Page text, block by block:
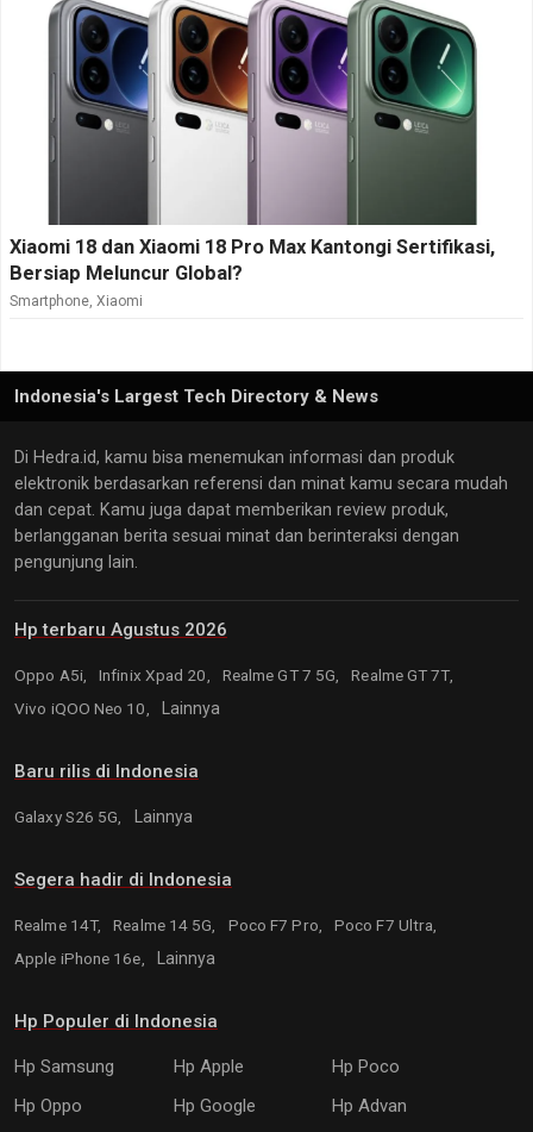
Xiaomi 18 dan Xiaomi 18 Pro Max Kantongi Sertifikasi,
Bersiap Meluncur Global?
Smartphone Xiaomi
Indonesia's Largest Tech Directory & News
Di Hedra.id, kamu bisa menemukan informasi dan produk
elektronik berdasarkan referensi dan minat kamu secara mudah
dan cepat. Kamu juga dapat memberikan review produk,
berlangganan berita sesuai minat dan berinteraksi dengan
pengunjung lain.
Hp terbaru Agustus 2026
Oppo A5i, Infinix Xpad 20, Realme GT 7 5G,
Realme GT 7T,
Vivo iQOO Neo 10,
Lainnya
Baru rilis di Indonesia
Galaxy S26 5G, Lainnya
Segera hadir di Indonesia
Realme 14T, Realme 14 5G, Poco F7 Pro,
Poco F7 Ultra,
Apple iPhone 16e,
Lainnya
Hp Populer di Indonesia
Hp Samsung Hp Apple
Hp Poco
Hp Oppo
Hp Google
Hp Advan